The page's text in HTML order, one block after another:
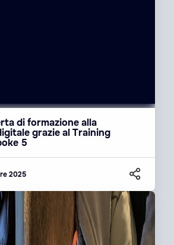
di formazione alla
grazie al Training
5
2025